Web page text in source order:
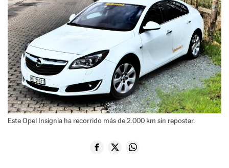
Este Opel Insignia ha recorrido más de 2.000 km sin repostar.